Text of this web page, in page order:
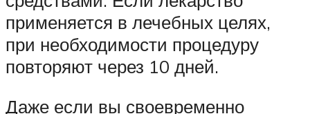
применяется в лечебных целях,
при необходимости процедуру
повторяют через 10 дней.
Даже если вы своевременно